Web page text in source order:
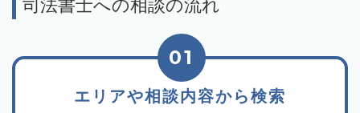
司法書士への相談の流れ
エリアや相談内容から検索
01